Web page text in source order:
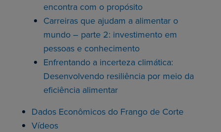
encontra com o propósito
Carreiras que ajudam a alimentar o
mundo – parte 2: investimento em
pessoas e conhecimento
Enfrentando a incerteza climática:
Desenvolvendo resiliência por meio da
eficiência alimentar
Dados Econômicos do Frango de Corte
Vídeos